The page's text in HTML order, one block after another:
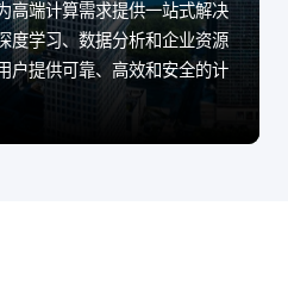
高端计算需求提供一站式解决
度学习、数据分析和企业资源
户提供可靠、高效和安全的计